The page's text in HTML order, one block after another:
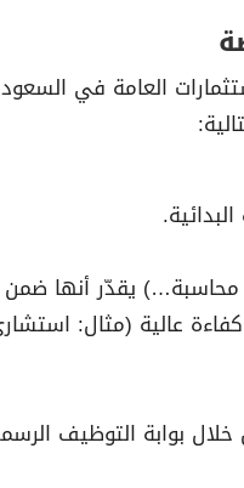
العامة في
النطاق 5,000–15,000 ريال حسب
بوابة التوظيف